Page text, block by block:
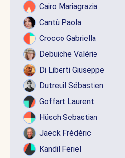
Cairo Mariagrazia
Cantù Paola
Crocco Gabriella
Debuiche Valérie
Di Liberti Giuseppe
Dutreuil Sébastien
Goffart Laurent
Hüsch Sebastian
Jaëck Frédéric
Kandil Feriel